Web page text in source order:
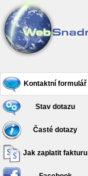
Kontaktní formulář
Stav dotazu
Časté dotazy
Jak zaplatit fakturu